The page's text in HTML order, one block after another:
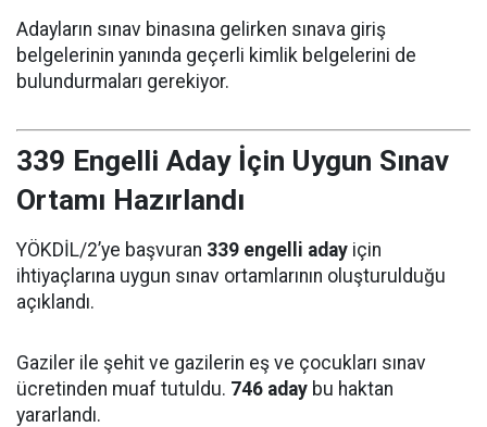
Adayların sınav binasına gelirken sınava giriş
belgelerinin yanında geçerli kimlik belgelerini de
bulundurmaları gerekiyor.
339 Engelli Aday İçin Uygun Sınav
Ortamı Hazırlandı
YÖKDİL/2’ye başvuran 339 engelli aday için
ihtiyaçlarına uygun sınav ortamlarının oluşturulduğu
açıklandı.
Gaziler ile şehit ve gazilerin eş ve çocukları sınav
ücretinden muaf tutuldu. 746 aday bu haktan
yararlandı.